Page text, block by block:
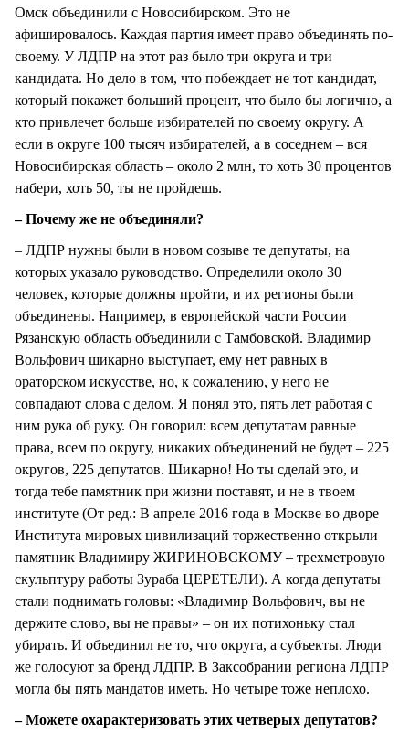
Омск объединили с Новосибирском. Это не
афишировалось. Каждая партия имеет право объединять по-
своему. У ЛДПР на этот раз было три округа и три
кандидата. Но дело в том, что побеждает не тот кандидат,
который покажет больший процент, что было бы логично, а
кто привлечет больше избирателей по своему округу. А
если в округе 100 тысяч избирателей, а в соседнем – вся
Новосибирская область – около 2 млн, то хоть 30 процентов
набери, хоть 50, ты не пройдешь.
– Почему же не объединяли?
– ЛДПР нужны были в новом созыве те депутаты, на
которых указало руководство. Определили около 30
человек, которые должны пройти, и их регионы были
объединены. Например, в европейской части России
Рязанскую область объединили с Тамбовской. Владимир
Вольфович шикарно выступает, ему нет равных в
ораторском искусстве, но, к сожалению, у него не
совпадают слова с делом. Я понял это, пять лет работая с
ним рука об руку. Он говорил: всем депутатам равные
права, всем по округу, никаких объединений не будет – 225
округов, 225 депутатов. Шикарно! Но ты сделай это, и
тогда тебе памятник при жизни поставят, и не в твоем
институте (От ред.: В апреле 2016 года в Москве во дворе
Института мировых цивилизаций торжественно открыли
памятник Владимиру ЖИРИНОВСКОМУ – трехметровую
скульптуру работы Зураба ЦЕРЕТЕЛИ). А когда депутаты
стали поднимать головы: «Владимир Вольфович, вы не
держите слово, вы не правы» – он их потихоньку стал
убирать. И объединил не то, что округа, а субъекты. Люди
же голосуют за бренд ЛДПР. В Заксобрании региона ЛДПР
могла бы пять мандатов иметь. Но четыре тоже неплохо.
– Можете охарактеризовать этих четверых депутатов?